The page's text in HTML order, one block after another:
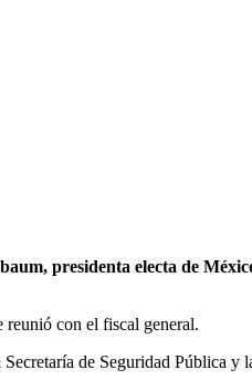
presidenta electa de
reunió con el fiscal general.
de Seguridad Pública